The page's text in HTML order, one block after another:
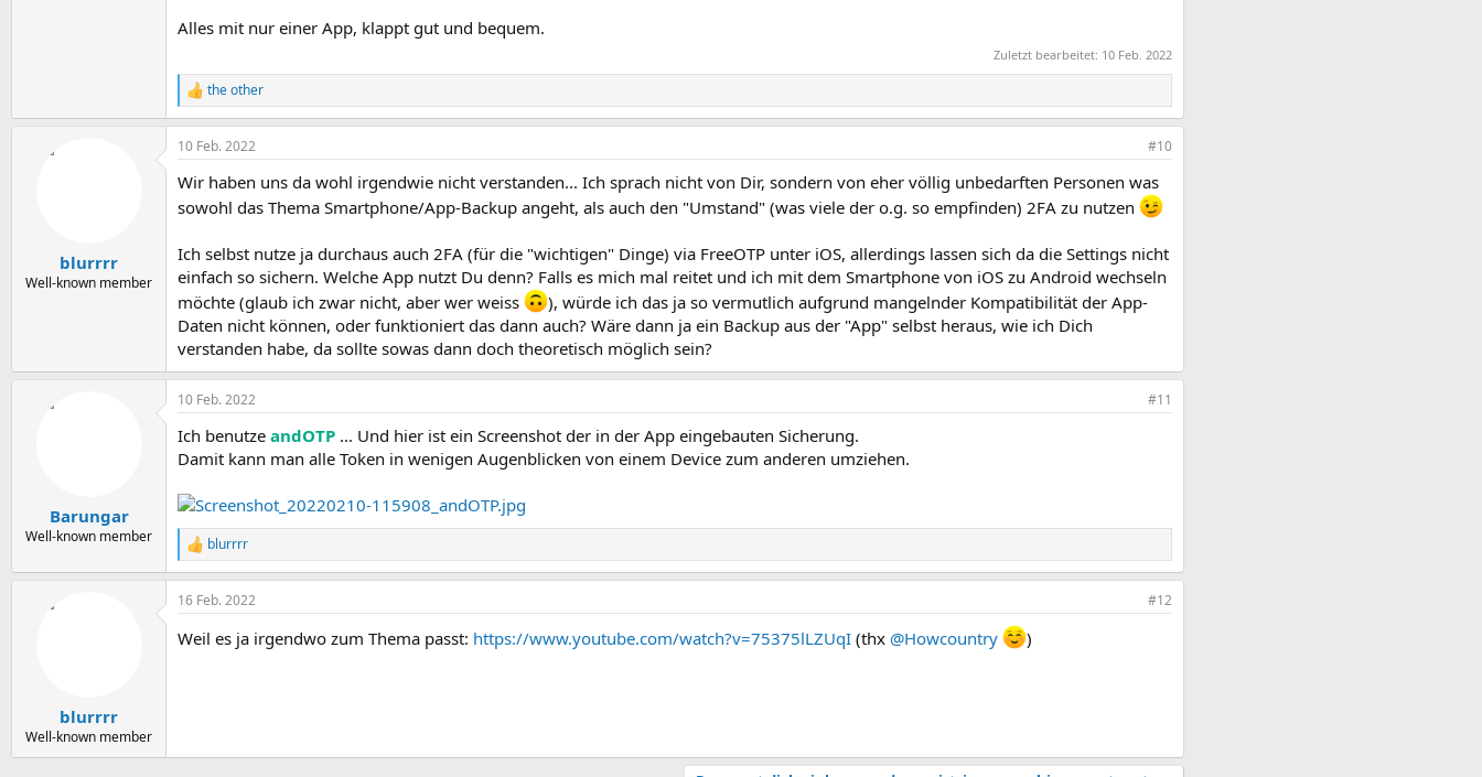
Alles mit nur einer App, klappt gut und bequem.
Zuletzt bearbeitet: 10 Feb. 2022
R
e
a
k
i
o
n
n
:
the other
blurrrr
Well-known member
10 Feb. 2022 #10
Wir haben uns da wohl irgendwie nicht verstanden... Ich sprach nicht von Dir, sondern von eher völlig unbedarften Personen was
sowohl das Thema Smartphone/App-Backup angeht, als auch den "Umstand" (was viele der o.g. so empfinden) 2FA zu nutzen
Ich selbst nutze ja durchaus auch 2FA (für die "wichtigen" Dinge) via FreeOTP unter iOS, allerdings lassen sich da die Settings nicht
einfach so sichern. Welche App nutzt Du denn? Falls es mich mal reitet und ich mit dem Smartphone von iOS zu Android wechseln
möchte (glaub ich zwar nicht, aber wer weiss
), würde ich das ja so vermutlich aufgrund mangelnder Kompatibilität der App-
Daten nicht können, oder funktioniert das dann auch? Wäre dann ja ein Backup aus der "App" selbst heraus, wie ich Dich
verstanden habe, da sollte sowas dann doch theoretisch möglich sein?
Barungar
Well-known member
10 Feb. 2022 #11
Ich benutze andOTP ... Und hier ist ein Screenshot der in der App eingebauten Sicherung.
Damit kann man alle Token in wenigen Augenblicken von einem Device zum anderen umziehen.
R
e
a
k
i
blurrrr
blurrrr
Well-known member
16 Feb. 2022 #12
Weil es ja irgendwo zum Thema passt: https://www.youtube.com/watch?v=75375lLZUqI (thx @Howcountry )